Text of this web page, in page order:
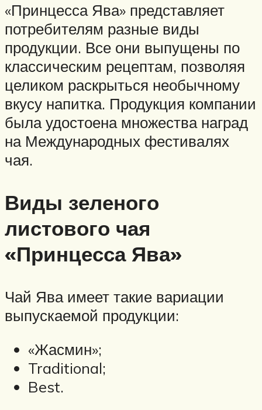
«Принцесса Ява» представляет
потребителям разные виды
продукции. Все они выпущены по
классическим рецептам, позволяя
целиком раскрыться необычному
вкусу напитка. Продукция компании
была удостоена множества наград
на Международных фестивалях
чая.
Виды зеленого
листового чая
«Принцесса Ява»
Чай Ява имеет такие вариации
выпускаемой продукции:
«Жасмин»;
Traditional;
Best.